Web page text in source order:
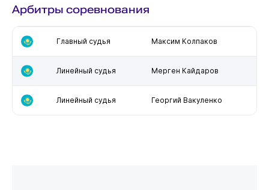
Арбитры соревнования
Главный судья Максим Колпаков
Линейный судья Мерген Кайдаров
Линейный судья Георгий Вакуленко